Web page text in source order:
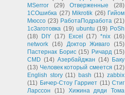
MSerror (29) Отверженные
(28)
1СОшибка (27) Mikrotik (26) Гийом
Мюссо (23) РаботаПодработа (21)
1сЗаготовка (19) ubuntu (19) PoSh
(18)
DIY (17) Excel (17) *nix (16)
network (16) Доктор Живаго (15)
Пастернак Борис (15) Ричард (15)
CMD (14) Азербайджан (14) Баку
(13) Человек который смеется (12)
English story (11) bash (11) zabbix
(11) Бичер-Стоу Гарриет (11) Стиг
Ларссон
(11) Хижина дяди Тома